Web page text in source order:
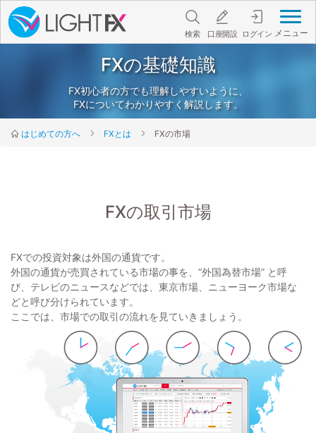
メニュー
検索 口座開設 ログイン
FXの基礎知識
FX初心者の方でも理解しやすいように、
FXについてわかりやすく解説します。
はじめての方へ FXとは FXの市場
FXの取引市場
FXでの投資対象は外国の通貨です。
外国の通貨が売買されている市場の事を、“外国為替市場” と呼
び、テレビのニュースなどでは、東京市場、ニューヨーク市場な
どと呼び分けられています。
ここでは、市場での取引の流れを見ていきましょう。